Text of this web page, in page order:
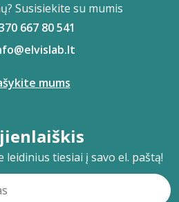
Susisiekite su mumis
667 80 541
mums
leidinius tiesiai į savo el. paštą!